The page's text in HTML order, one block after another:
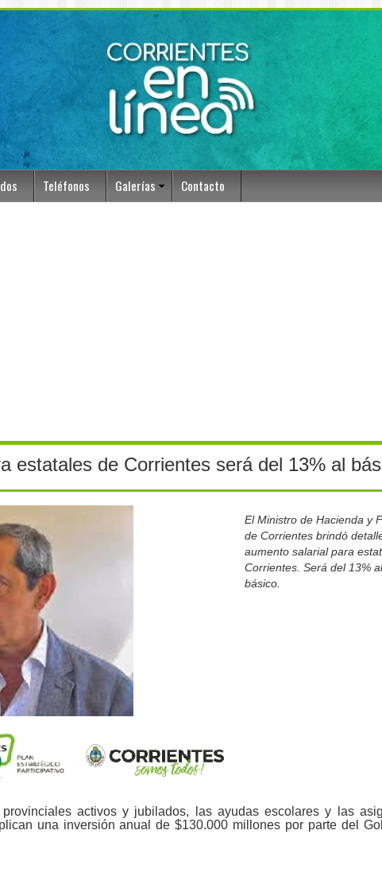
Teléfonos Galerías Contacto
estatales de Corrientes será del 13% al
El Ministro de Hacienda y
de Corrientes brindó
aumento salarial para
Corrientes. Será del 13%
básico.
activos y jubilados, las ayudas escolares y las
una inversión anual de $130.000 millones por parte del